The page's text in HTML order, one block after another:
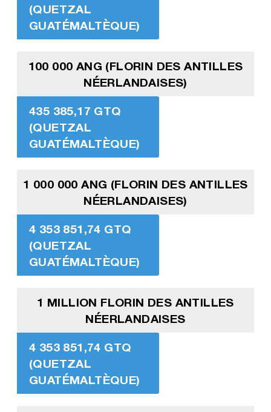
(QUETZAL
GUATÉMALTÈQUE)
100 000 ANG (FLORIN DES ANTILLES
NÉERLANDAISES)
435 385,17 GTQ
(QUETZAL
GUATÉMALTÈQUE)
1 000 000 ANG (FLORIN DES ANTILLES
NÉERLANDAISES)
4 353 851,74 GTQ
(QUETZAL
GUATÉMALTÈQUE)
1 MILLION FLORIN DES ANTILLES
NÉERLANDAISES
4 353 851,74 GTQ
(QUETZAL
GUATÉMALTÈQUE)